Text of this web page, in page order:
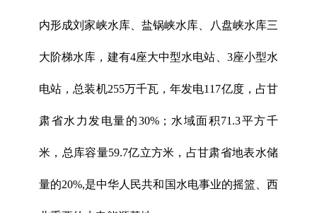
内形成刘家峡水库、盐锅峡水库、八盘峡水库三
大阶梯水库，建有4座大中型水电站、3座小型水
电站，总装机255万千瓦，年发电117亿度，占甘
肃省水力发电量的30%；水域面积71.3平方千
米，总库容量59.7亿立方米，占甘肃省地表水储
量的20%,是中华人民共和国水电事业的摇篮、西